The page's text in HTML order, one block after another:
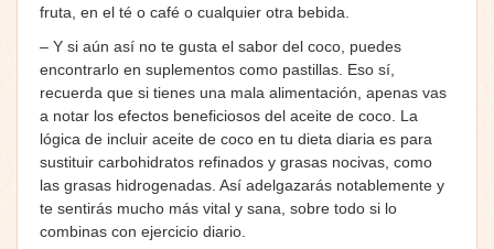
fruta, en el té o café o cualquier otra bebida.
– Y si aún así no te gusta el sabor del coco, puedes
encontrarlo en suplementos como pastillas. Eso sí,
recuerda que si tienes una mala alimentación, apenas vas
a notar los efectos beneficiosos del aceite de coco. La
lógica de incluir aceite de coco en tu dieta diaria es para
sustituir carbohidratos refinados y grasas nocivas, como
las grasas hidrogenadas. Así adelgazarás notablemente y
te sentirás mucho más vital y sana, sobre todo si lo
combinas con ejercicio diario.